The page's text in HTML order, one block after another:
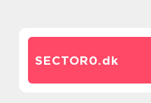
SECTOR0.dk